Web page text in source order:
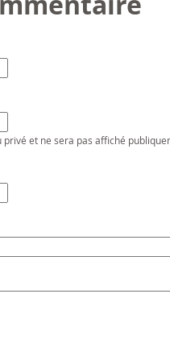
et ne sera pas affiché